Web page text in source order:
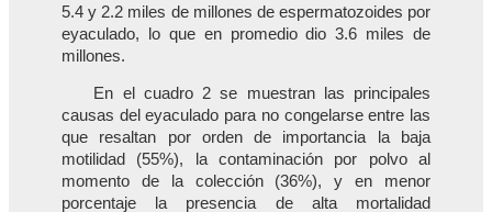
5.4 y 2.2 miles de millones de espermatozoides por
eyaculado, lo que en promedio dio 3.6 miles de
millones.
En el cuadro 2 se muestran las principales
causas del eyaculado para no congelarse entre las
que resaltan por orden de importancia la baja
motilidad (55%), la contaminación por polvo al
momento de la colección (36%), y en menor
porcentaje la presencia de alta mortalidad